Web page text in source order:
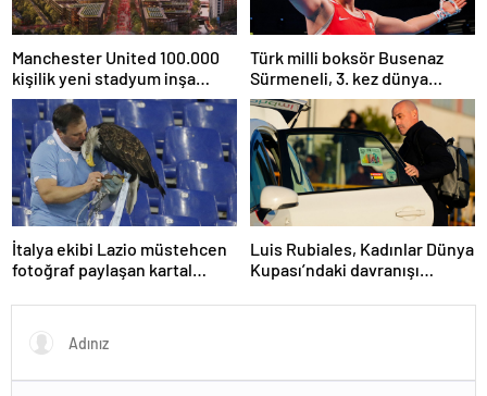
Manchester United 100.000
kişilik yeni stadyum inşa
etmeyi planlıyor
Türk milli boksör Busenaz
Sürmeneli, 3. kez dünya
şampiyonu oldu
İtalya ekibi Lazio müstehcen
fotoğraf paylaşan kartal
Luis Rubiales, Kadınlar Dünya
Kupası’ndaki davranışı
suçlu bulundu